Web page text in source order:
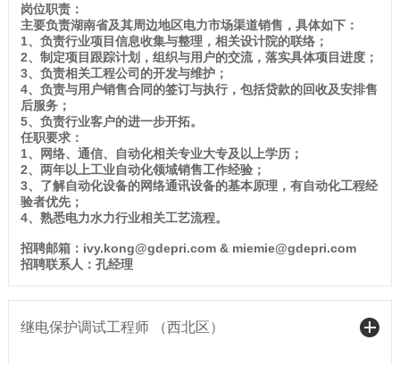
岗位职责：
主要负责湖南省及其周边地区电力市场渠道销售，具体如下：
1、负责行业项目信息收集与整理，相关设计院的联络；
2、制定项目跟踪计划，组织与用户的交流，落实具体项目进度；
3、负责相关工程公司的开发与维护；
4、负责与用户销售合同的签订与执行，包括贷款的回收及安排售
后服务；
5、负责行业客户的进一步开拓。
任职要求：
1、网络、通信、自动化相关专业大专及以上学历；
2、两年以上工业自动化领域销售工作经验；
3、了解自动化设备的网络通讯设备的基本原理，有自动化工程经
验者优先；
4、熟悉电力水力行业相关工艺流程。
招聘邮箱：ivy.kong@gdepri.com & miemie@gdepri.com
招聘联系人：孔经理
继电保护调试工程师 （西北区）